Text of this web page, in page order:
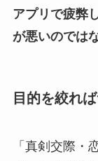
アプリで疲弊
が悪いのでは
目的を絞れ
「真剣交際・